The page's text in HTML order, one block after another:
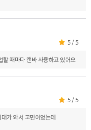
5 / 5
때마다 캔바 사용하고 있어요
5 / 5
가 와서 고민이었는데